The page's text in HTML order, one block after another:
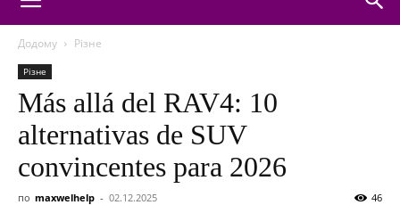
Додому Різне
Різне
Más allá del RAV4: 10
alternativas de SUV
convincentes para 2026
по maxwelhelp - 02.12.2025 46